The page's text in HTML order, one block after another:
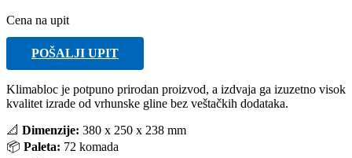
Cena na upit
POŠALJI UPIT
Klimabloc je potpuno prirodan proizvod, a izdvaja ga izuzetno visok
kvalitet izrade od vrhunske gline bez veštačkih dodataka.
📐 Dimenzije: 380 x 250 x 238 mm
📦 Paleta: 72 komada